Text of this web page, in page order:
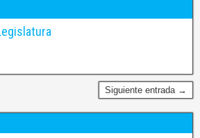
Siguiente entrada →